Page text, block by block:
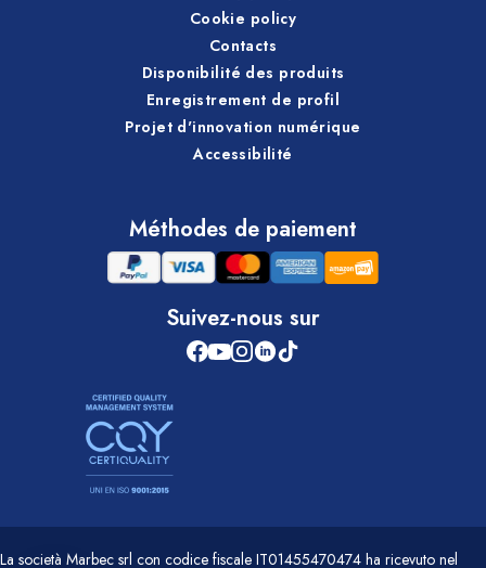
Cookie policy
Contacts
Disponibilité des produits
Enregistrement de profil
Projet d'innovation numérique
Accessibilité
Méthodes de paiement
Suivez-nous sur
La società Marbec srl con codice fiscale IT01455470474 ha ricevuto nel